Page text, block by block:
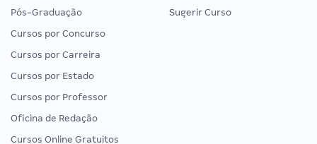
Pós-Graduação
Cursos por Concurso
Cursos por Carreira
Cursos por Estado
Cursos por Professor
Oficina de Redação
Cursos Online Gratuitos
Sugerir Curso